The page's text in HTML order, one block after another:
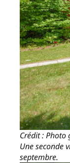
Crédit : Photo
Une seconde
septembre.